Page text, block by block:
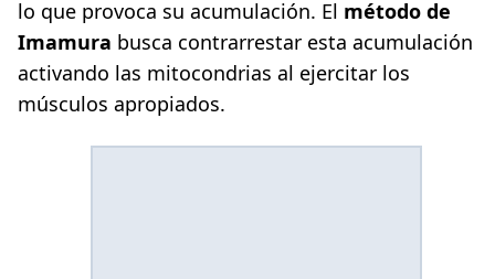
lo que provoca su acumulación. El método de
Imamura busca contrarrestar esta acumulación
activando las mitocondrias al ejercitar los
músculos apropiados.